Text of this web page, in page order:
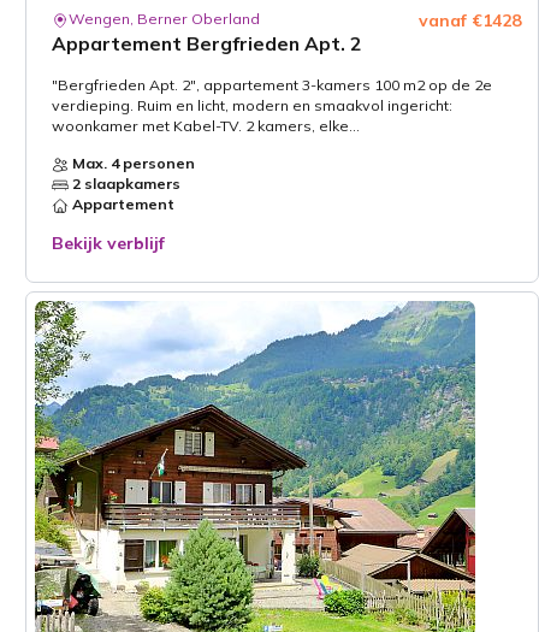
Wengen, Berner Oberland
Appartement Bergfrieden Apt. 2
vanaf €1428
"Bergfrieden Apt. 2", appartement 3-kamers 100 m2 op de 2e
verdieping. Ruim en licht, modern en smaakvol ingericht:
woonkamer met Kabel-TV. 2 kamers, elke...
Max. 4 personen
2 slaapkamers
Appartement
Bekijk verblijf